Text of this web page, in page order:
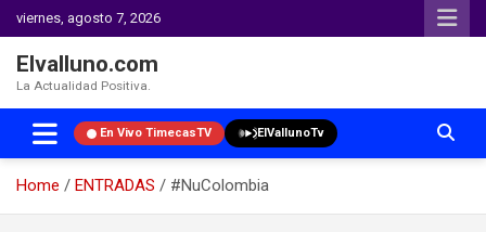
viernes, agosto 7, 2026
Elvalluno.com
La Actualidad Positiva.
En Vivo TimecasTV ElVallunoTv
Home ENTRADAS
#NuColombia